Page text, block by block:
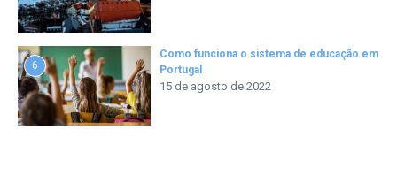
6
Como funciona o sistema de educação em
Portugal
15 de agosto de 2022